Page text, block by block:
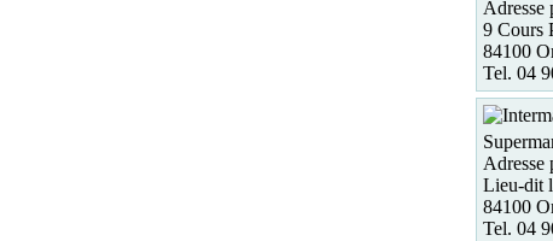
Adresse
9 Cours
84100
Tel. 04
Adresse
Lieu-dit
84100
Tel. 04